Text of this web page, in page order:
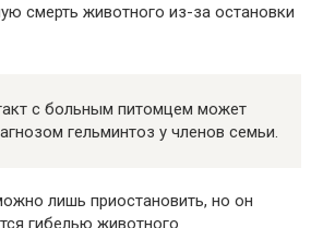
смерть животного из-за остановки
с больным питомцем может
гельминтоз у членов семьи.